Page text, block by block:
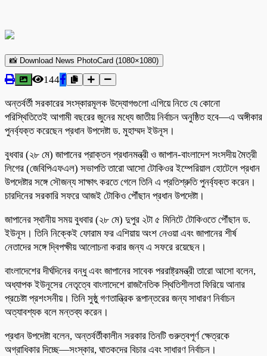
📸 Download News PhotoCard (1080×1080)
144
অন্তর্বর্তী সরকারের সংস্কারমূলক উদ্যোগগুলো এগিয়ে নিতে যে কোনো
পরিস্থিতিতেই আগামী বছরের জুনের মধ্যে জাতীয় নির্বাচন অনুষ্ঠিত হবে—এ অঙ্গীকার
পুনর্ব্যক্ত করেছেন প্রধান উপদেষ্টা ড. মুহাম্মদ ইউনূস।
বুধবার (২৮ মে) জাপানের প্রাক্তন প্রধানমন্ত্রী ও জাপান-বাংলাদেশ সংসদীয় মৈত্রী
লিগের (জেবিপিএফএল) সভাপতি তারো আসো টোকিওর ইম্পেরিয়াল হোটেলে প্রধান
উপদেষ্টার সঙ্গে সৌজন্য সাক্ষাৎ করতে গেলে তিনি এ প্রতিশ্রুতি পুনর্ব্যক্ত করেন।
চারদিনের সরকারি সফরে আজই টোকিও পৌঁছান প্রধান উপদেষ্টা।
জাপানের স্থানীয় সময় বুধবার (২৮ মে) দুপুর ২টা ৫ মিনিটে টোকিওতে পৌঁছান ড.
ইউনূস। তিনি নিক্কেই ফোরাম ফর এশিয়ায় অংশ নেওয়া এবং জাপানের শীর্ষ
নেতাদের সঙ্গে দ্বিপক্ষীয় আলোচনা করার জন্য এ সফরে রয়েছেন।
বাংলাদেশের দীর্ঘদিনের বন্ধু এবং জাপানের সাবেক পররাষ্ট্রমন্ত্রী তারো আসো বলেন,
অধ্যাপক ইউনূসের নেতৃত্বে বাংলাদেশে রাজনৈতিক স্থিতিশীলতা ফিরিয়ে আনার
প্রচেষ্টা প্রশংসনীয়। তিনি সুষ্ঠু গণতান্ত্রিক রূপান্তরের জন্য সাধারণ নির্বাচন
অত্যাবশ্যক বলে মন্তব্য করেন।
প্রধান উপদেষ্টা বলেন, অন্তর্বর্তীকালীন সরকার তিনটি গুরুত্বপূর্ণ ক্ষেত্রকে
অগ্রাধিকার দিচ্ছে—সংস্কার, ঘাতকদের বিচার এবং সাধারণ নির্বাচন।